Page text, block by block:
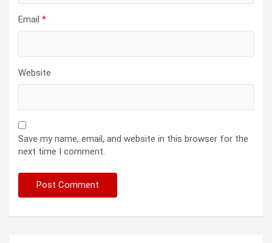
Email *
Website
Save my name, email, and website in this browser for the
next time I comment.